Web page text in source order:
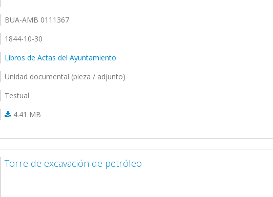
BUA-AMB 0111367
1844-10-30
Libros de Actas del Ayuntamiento
Unidad documental (pieza / adjunto)
Testual
4.41 MB
Torre de excavación de petróleo